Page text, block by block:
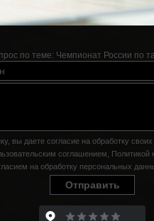
по теме: Чемпионат России по
вы даете согласие на обработку
соглашением Политикой
на обработку персональных
Отправить